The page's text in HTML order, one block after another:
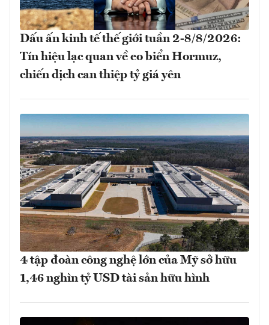
Dấu ấn kinh tế thế giới tuần 2-8/8/2026:
Tín hiệu lạc quan về eo biển Hormuz,
chiến dịch can thiệp tỷ giá yên
4 tập đoàn công nghệ lớn của Mỹ sở hữu
1,46 nghìn tỷ USD tài sản hữu hình